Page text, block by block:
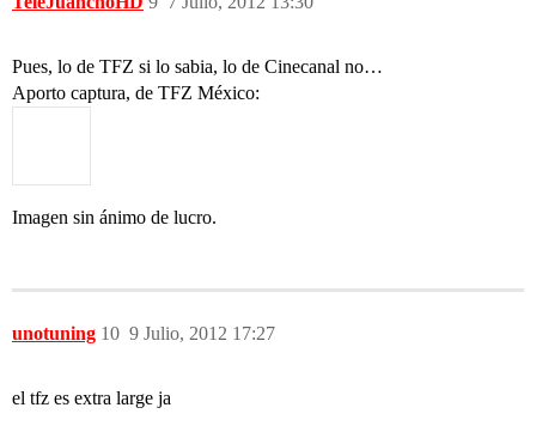
Pues, lo de TFZ si lo sabia, lo de Cinecanal no…
Aporto captura, de TFZ México:
Imagen sin ánimo de lucro.
unotuning 9 Julio, 2012 17:27
10
el tfz es extra large ja